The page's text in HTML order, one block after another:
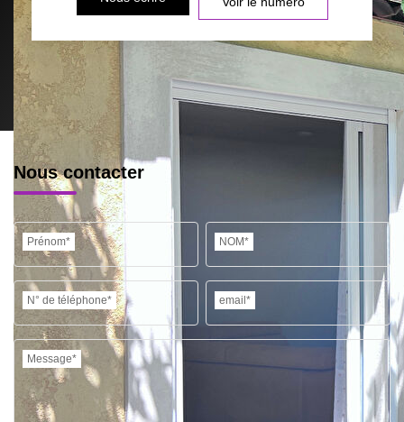
Nous contacter
Prénom* NOM*
N° de téléphone* email*
Message*